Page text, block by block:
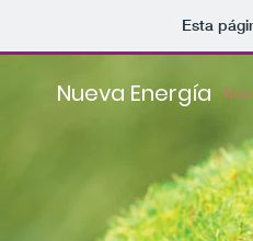
Esta
Nueva Energía